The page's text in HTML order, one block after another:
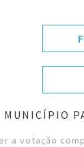
MUNICÍPIO
a votação